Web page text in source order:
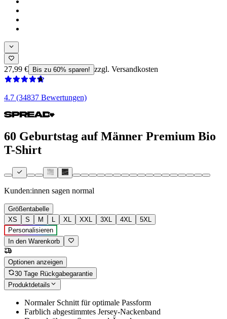
27,99 € Bis zu 60% sparen! zzgl. Versandkosten
4.7 (34837 Bewertungen)
60 Geburtstag auf Männer Premium Bio
T-Shirt
Kunden:innen sagen normal
Größentabelle
XS
S M L XL XXL 3XL 4XL
5XL
Personalisieren
In den Warenkorb
Optionen anzeigen
30 Tage Rückgabegarantie
Produktdetails
Normaler Schnitt für optimale Passform
Farblich abgestimmtes Jersey-Nackenband